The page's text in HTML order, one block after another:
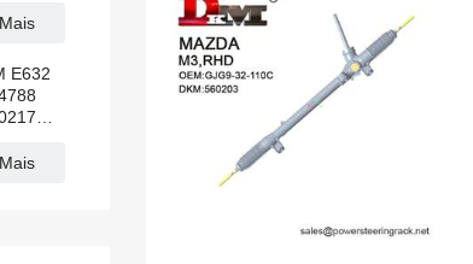
V362
Mais
E632
Mais